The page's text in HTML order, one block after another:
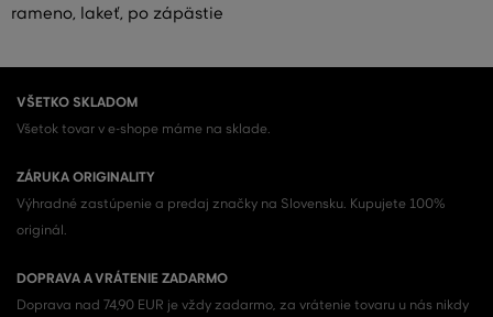
rameno, lakeť, po zápästie
VŠETKO SKLADOM
Všetok tovar v e-shope máme na sklade.
ZÁRUKA ORIGINALITY
Výhradné zastúpenie a predaj značky na Slovensku. Kupujete 100%
originál.
DOPRAVA A VRÁTENIE ZADARMO
Doprava nad 74,90 EUR je vždy zadarmo, za vrátenie tovaru u nás nikdy